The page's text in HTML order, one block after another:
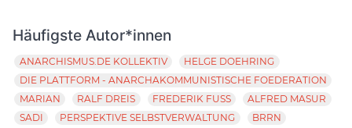
Häufigste Autor*innen
ANARCHISMUS.DE KOLLEKTIV
HELGE DOEHRING
DIE PLATTFORM - ANARCHAKOMMUNISTISCHE FOEDERATION
MARIAN
RALF DREIS FREDERIK FUSS
ALFRED MASUR
SADI
PERSPEKTIVE SELBSTVERWALTUNG
BRRN